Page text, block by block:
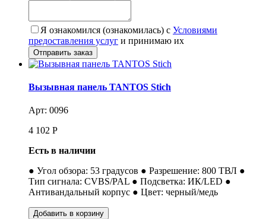
Я ознакомился (ознакомилась) с Условиями
предоставления услуг и принимаю их
Вызывная панель TANTOS Stich
Арт: 0096
4 102 Р
Есть в наличии
● Угол обзора: 53 градусов ● Разрешение: 800 ТВЛ ●
Тип сигнала: CVBS/PAL ● Подсветка: ИК/LED ●
Антивандальный корпус ● Цвет: черный/медь